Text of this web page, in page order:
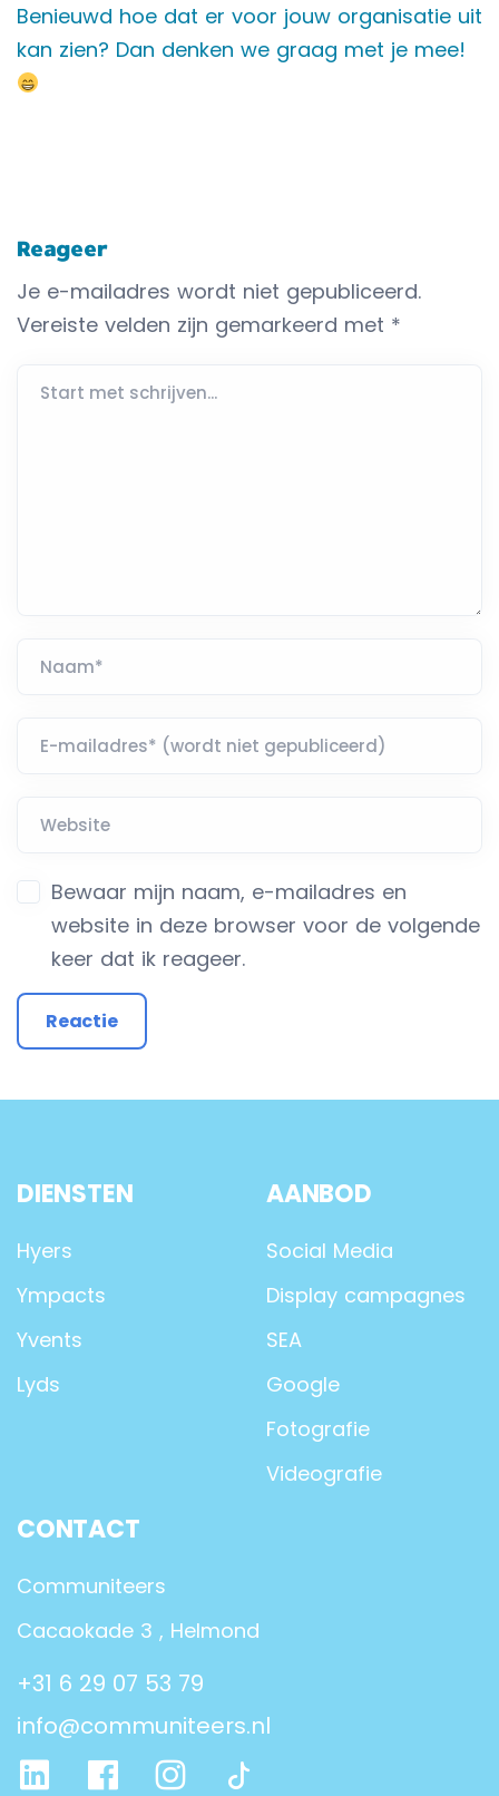
Benieuwd hoe dat er voor jouw organisatie uit
kan zien? Dan denken we graag met je mee!
Reageer
Je e-mailadres wordt niet gepubliceerd.
Vereiste velden zijn gemarkeerd met *
Bewaar mijn naam, e-mailadres en
website in deze browser voor de volgende
keer dat ik reageer.
DIENSTEN
Hyers
Ympacts
Yvents
Lyds
AANBOD
Social Media
Display campagnes
SEA
Google
Fotografie
Videografie
CONTACT
Communiteers
Cacaokade 3 , Helmond
+31 6 29 07 53 79
info@communiteers.nl